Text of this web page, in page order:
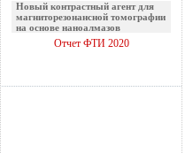
Новый контрастный агент для
магниторезонансной томографии
на основе наноалмазов
Отчет ФТИ 2020